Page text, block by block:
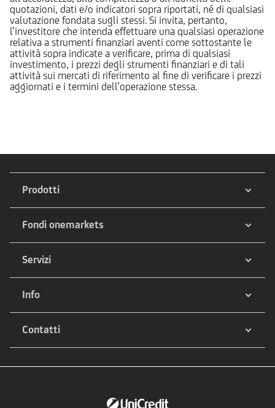
quotazioni, dati e/o indicatori sopra riportati, né di qualsiasi
valutazione fondata sugli stessi. Si invita, pertanto,
l’investitore che intenda effettuare una qualsiasi operazione
relativa a strumenti finanziari aventi come sottostante le
attività sopra indicate a verificare, prima di qualsiasi
investimento, i prezzi degli strumenti finanziari e di tali
attività sui mercati di riferimento al fine di verificare i prezzi
aggiornati e i termini dell’operazione stessa.
Prodotti
Fondi onemarkets
Servizi
Info
Contatti